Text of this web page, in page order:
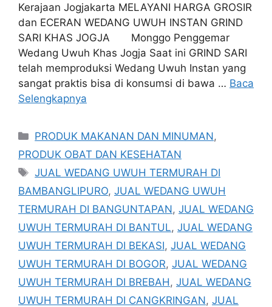
Kerajaan Jogjakarta MELAYANI HARGA GROSIR
dan ECERAN WEDANG UWUH INSTAN GRIND
SARI KHAS JOGJA Monggo Penggemar
Wedang Uwuh Khas Jogja Saat ini GRIND SARI
telah memproduksi Wedang Uwuh Instan yang
sangat praktis bisa di konsumsi di bawa … Baca
Selengkapnya
Kategori
PRODUK MAKANAN DAN MINUMAN,
PRODUK OBAT DAN KESEHATAN
Tag
JUAL WEDANG UWUH TERMURAH DI
BAMBANGLIPURO, JUAL WEDANG UWUH
TERMURAH DI BANGUNTAPAN, JUAL WEDANG
UWUH TERMURAH DI BANTUL, JUAL WEDANG
UWUH TERMURAH DI BEKASI, JUAL WEDANG
UWUH TERMURAH DI BOGOR, JUAL WEDANG
UWUH TERMURAH DI BREBAH , JUAL WEDANG
UWUH TERMURAH DI CANGKRINGAN, JUAL